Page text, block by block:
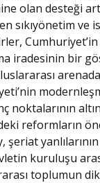
olan desteği
sıkıyönetim ve
iradesinin bir
noktalarının
reformların
şeriat
kuruluşu
toplumun